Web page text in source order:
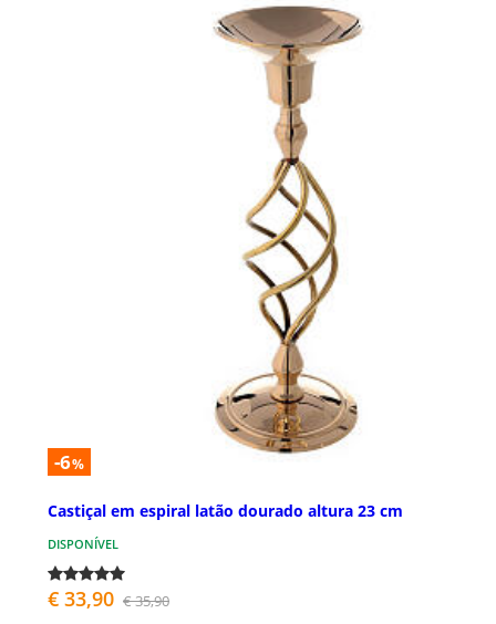
-6%
Castiçal em espiral latão dourado altura 23 cm
DISPONÍVEL
€ 33,90 € 35,90